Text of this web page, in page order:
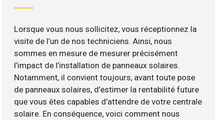
Lorsque vous nous sollicitez, vous réceptionnez la
visite de l’un de nos techniciens. Ainsi, nous
sommes en mesure de mesurer précisément
l’impact de l’installation de panneaux solaires.
Notamment, il convient toujours, avant toute pose
de panneaux solaires, d’estimer la rentabilité future
que vous êtes capables d’attendre de votre centrale
solaire. En conséquence, voici comment nous